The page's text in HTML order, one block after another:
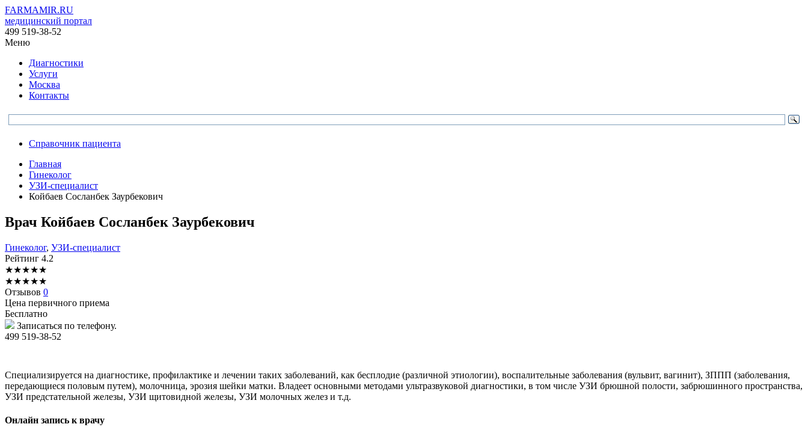
FARMAMIR.RU
медицинский портал
499 519-38-52
Меню
Диагностики
Услуги
Москва
Контакты
Справочник пациента
Главная
Гинеколог
УЗИ-специалист
Койбаев Сосланбек Заурбекович
Врач Койбаев Сосланбек Заурбекович
Гинеколог, УЗИ-специалист
Рейтинг 4.2
★★★★★
★★★★★
Отзывов 0
Цена первичного приема
Бесплатно
Записаться по телефону.
499 519-38-52
Специализируется на диагностике, профилактике и лечении таких заболеваний, как бесплодие (различной этиологии), воспалительные заболевания (вульвит, вагинит), ЗППП (заболевания,
передающиеся половым путем), молочница, эрозия шейки матки. Владеет основными методами ультразвуковой диагностики, в том числе УЗИ брюшной полости, забрюшинного пространства,
УЗИ предстательной железы, УЗИ щитовидной железы, УЗИ молочных желез и т.д.
Онлайн запись к врачу